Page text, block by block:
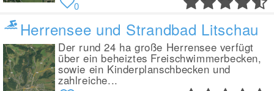
0
Herrensee und Strandbad Litschau
Der rund 24 ha große Herrensee verfügt
über ein beheiztes Freischwimmerbecken,
sowie ein Kinderplanschbecken und
zahlreiche...